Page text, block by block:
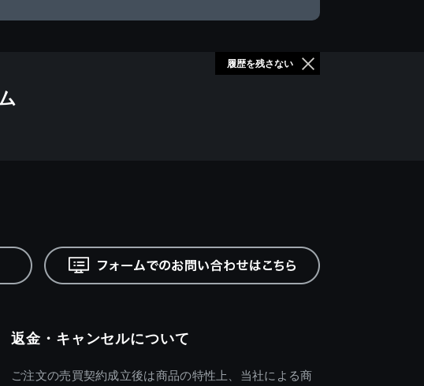
履歴を残さない
返金・キャンセルについて
ご注文の売買契約成立後は商品の特性上、当社による商